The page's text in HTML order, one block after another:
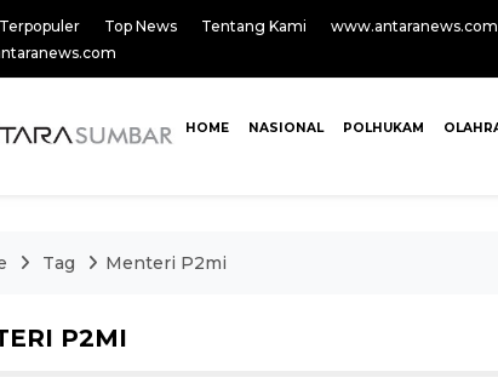
Terpopuler Top News Tentang Kami www.antaranews.com
HOME NASIONAL POLHUKAM
Tag Menteri P2mi
P2MI